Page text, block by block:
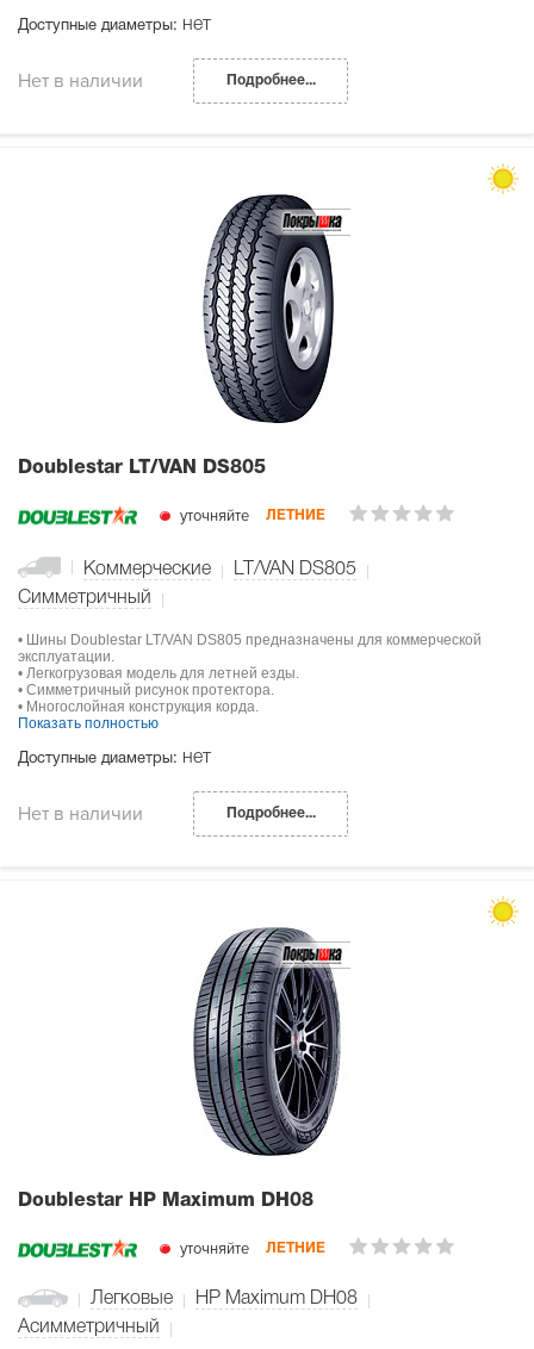
Доступные диаметры: нет
Нет в наличии Подробнее...
Doublestar LT/VAN DS805
уточняйте ЛЕТНИЕ
Коммерческие
LT/VAN DS805
Симметричный
• Шины Doublestar LT/VAN DS805 предназначены для коммерческой
эксплуатации.
• Легкогрузовая модель для летней езды.
• Симметричный рисунок протектора.
• Многослойная конструкция корда.
Показать полностью
Доступные диаметры: нет
Нет в наличии Подробнее...
Doublestar HP Maximum DH08
уточняйте ЛЕТНИЕ
Легковые
HP Maximum DH08
Асимметричный